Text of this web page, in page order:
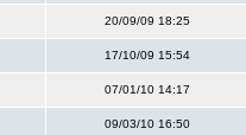
20/09/09 18:25
17/10/09 15:54
07/01/10 14:17
09/03/10 16:50